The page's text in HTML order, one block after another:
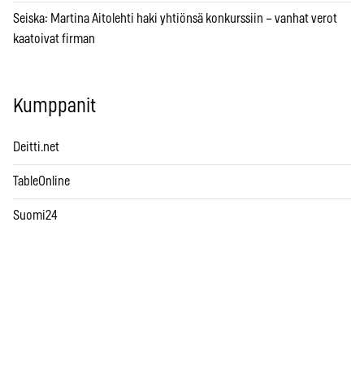
Seiska: Martina Aitolehti haki yhtiönsä konkurssiin – vanhat verot
kaatoivat firman
Kumppanit
Deitti.net
TableOnline
Suomi24